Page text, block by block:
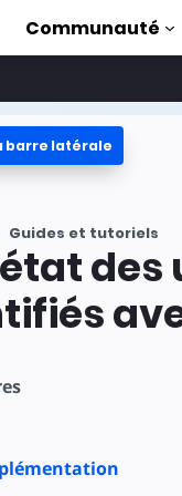
AMP
complète
to AMP
Communauté
barre latérale
Guides et tutoriels